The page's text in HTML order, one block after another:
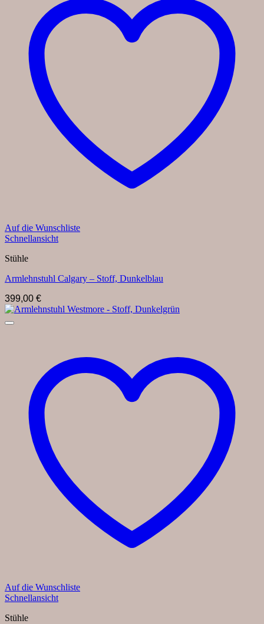
Auf die Wunschliste
Schnellansicht
Stühle
Armlehnstuhl Calgary – Stoff, Dunkelblau
399,00 €
Auf die Wunschliste
Schnellansicht
Stühle